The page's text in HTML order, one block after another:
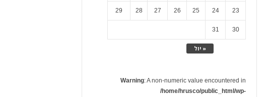
« יול
23
24
25
26
27
28
29
30
31
Warning: A non-numeric value encountered in
/home/hrusco/public_html/wp-